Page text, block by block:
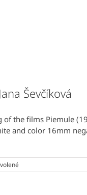
Ševčíková
the films Piemule
and color 16mm
u
textu